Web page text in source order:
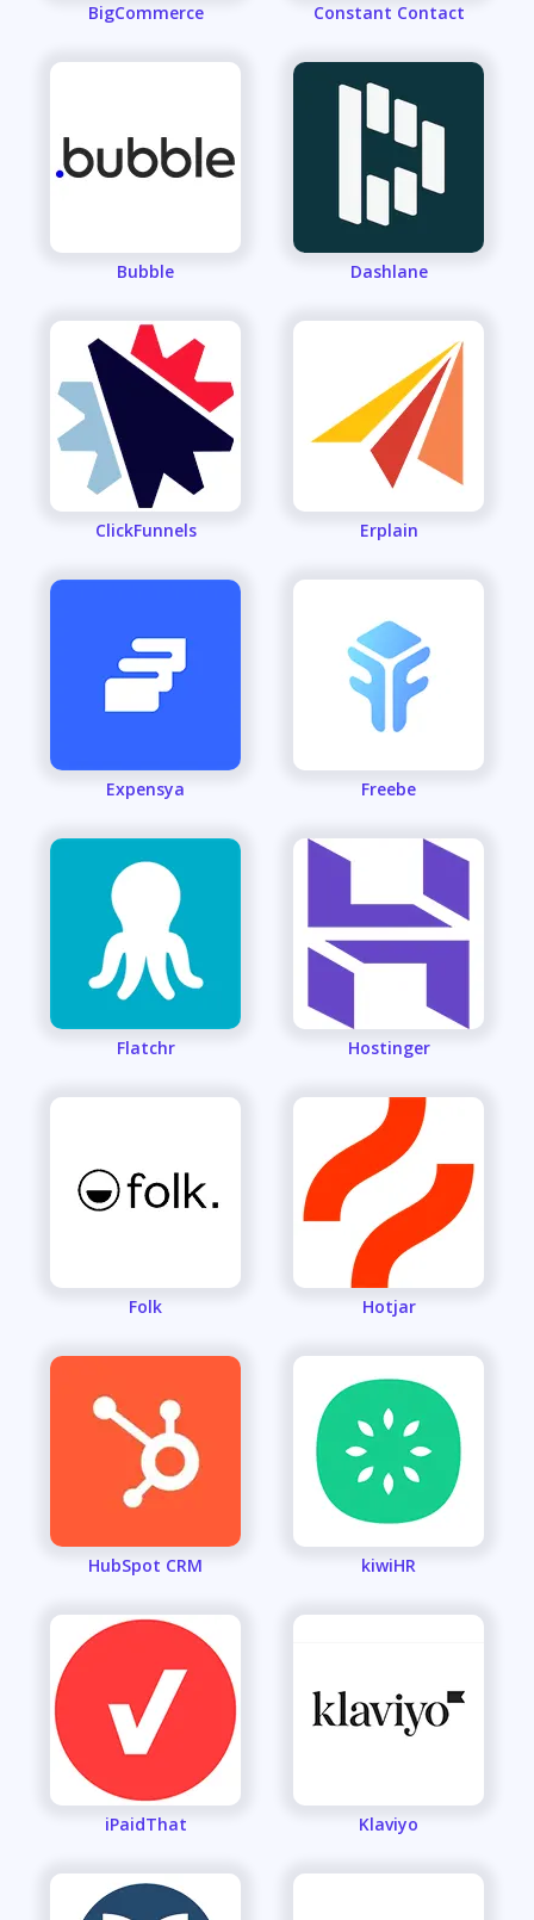
BigCommerce
Bubble
ClickFunnels
Constant Contact
Dashlane
Erplain
Expensya
Flatchr
Folk
Freebe
Hostinger
Hotjar
HubSpot CRM
iPaidThat
kiwiHR
Klaviyo